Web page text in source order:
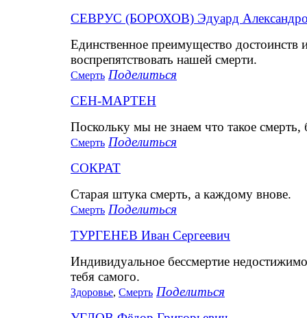
СЕВРУС (БОРОХОВ) Эдуард
Единственное преимущество достоинств
воспрепятствовать нашей смерти.
Смерть Поделиться
СЕН-МАРТЕН
Поскольку мы не знаем что такое смерть,
Смерть Поделиться
СОКРАТ
Старая штука смерть, а каждому внове.
Смерть Поделиться
ТУРГЕНЕВ Иван Сергеевич
Индивидуальное бессмертие
тебя самого.
Здоровье, Смерть Поделиться